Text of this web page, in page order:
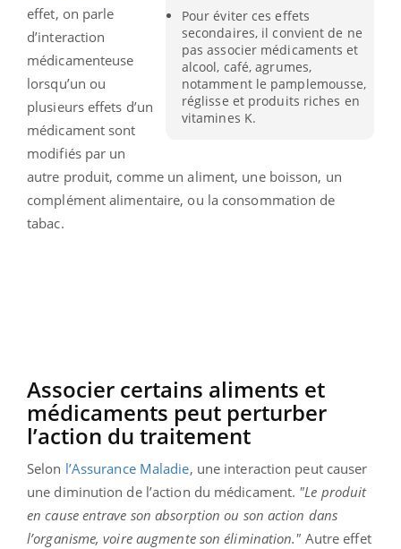
Pour éviter ces effets
secondaires, il convient de ne
pas associer médicaments et
alcool, café, agrumes,
notamment le pamplemousse,
réglisse et produits riches en
vitamines K.
effet, on parle
d’interaction
médicamenteuse
lorsqu’un ou
plusieurs effets d’un
médicament sont
modifiés par un
autre produit, comme un aliment, une boisson, un
complément alimentaire, ou la consommation de
tabac.
Associer certains aliments et
médicaments peut perturber
l’action du traitement
Selon l’Assurance Maladie, une interaction peut causer
une diminution de l’action du médicament. "Le produit
en cause entrave son absorption ou son action dans
l’organisme, voire augmente son élimination." Autre effet